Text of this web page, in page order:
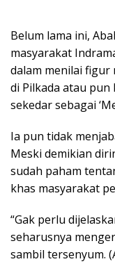
Belum lama ini,
masyarakat
dalam menilai figur
di Pilkada atau pun
sekedar sebagai
Ia pun tidak
Meski demikian
sudah paham
khas masyarakat
“Gak perlu
seharusnya
sambil tersenyum.